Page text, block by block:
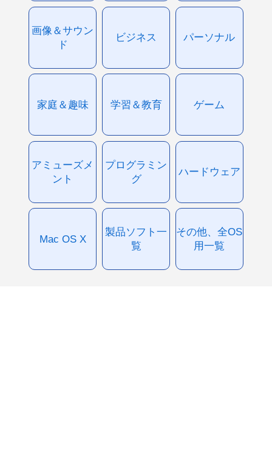
画像＆サウン
ド
ビジネス パーソナル
家庭＆趣味 学習＆教育 ゲーム
アミューズメ
ント
プログラミン
グ
ハードウェア
Mac OS X
製品ソフト一
覧
その他、全OS
用一覧